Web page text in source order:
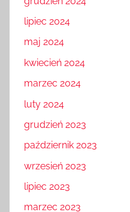
lipiec 2024
maj 2024
kwiecień 2024
marzec 2024
luty 2024
grudzień 2023
październik 2023
wrzesień 2023
lipiec 2023
marzec 2023